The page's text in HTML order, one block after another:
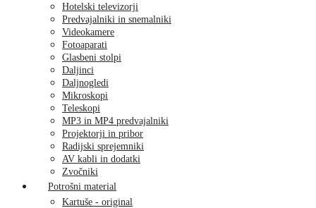
Hotelski televizorji
Predvajalniki in snemalniki
Videokamere
Fotoaparati
Glasbeni stolpi
Daljinci
Daljnogledi
Mikroskopi
Teleskopi
MP3 in MP4 predvajalniki
Projektorji in pribor
Radijski sprejemniki
AV kabli in dodatki
Zvočniki
Potrošni material
Kartuše - original